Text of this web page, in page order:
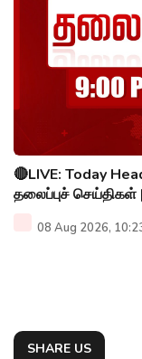
🔴LIVE: Today
தலைப்புச்
08 Aug 2026,
SHARE US